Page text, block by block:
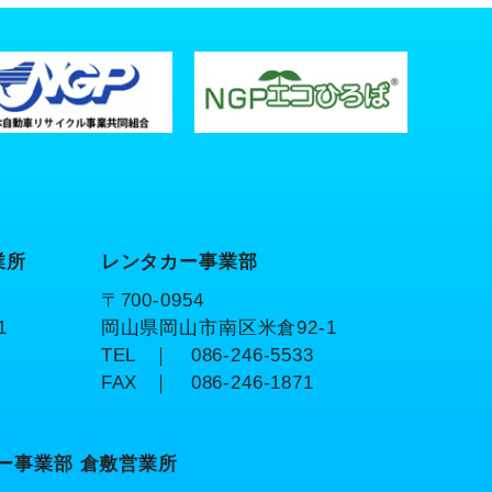
所
レンタカー事業部
〒700-0954
岡山県岡山市南区米倉92-1
TEL
｜ 086-246-5533
FAX
｜ 086-246-1871
事業部 倉敷営業所